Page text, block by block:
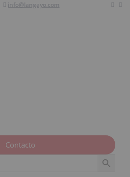
info@langayo.com
Contacto
Botón de